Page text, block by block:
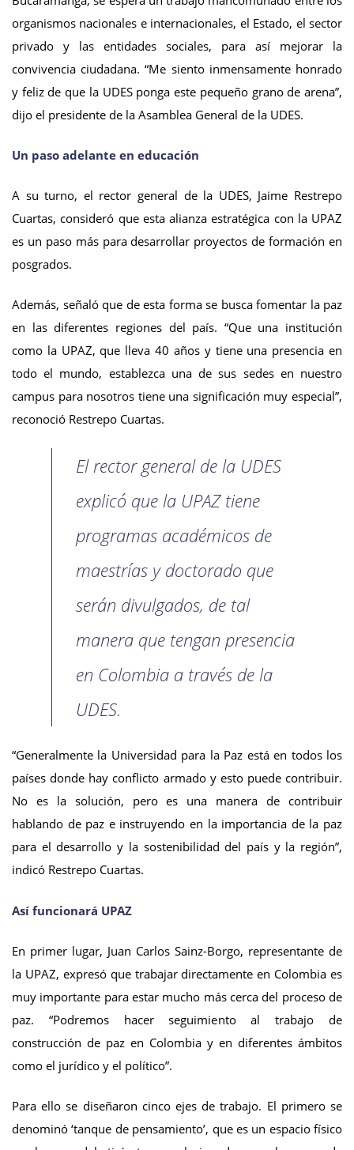
organismos nacionales e internacionales, el Estado, el sector
privado y las entidades sociales, para así mejorar la
convivencia ciudadana. “Me siento inmensamente honrado
y feliz de que la UDES ponga este pequeño grano de arena”,
dijo el presidente de la Asamblea General de la UDES.
Un paso adelante en educación
A su turno, el rector general de la UDES, Jaime Restrepo
Cuartas, consideró que esta alianza estratégica con la UPAZ
es un paso más para desarrollar proyectos de formación en
posgrados.
Además, señaló que de esta forma se busca fomentar la paz
en las diferentes regiones del país. “Que una institución
como la UPAZ, que lleva 40 años y tiene una presencia en
todo el mundo, establezca una de sus sedes en nuestro
campus para nosotros tiene una significación muy especial”,
reconoció Restrepo Cuartas.
El rector general de la UDES
explicó que la UPAZ tiene
programas académicos de
maestrías y doctorado que
serán divulgados, de tal
manera que tengan presencia
en Colombia a través de la
UDES.
“Generalmente la Universidad para la Paz está en todos los
países donde hay conflicto armado y esto puede contribuir.
No es la solución, pero es una manera de contribuir
hablando de paz e instruyendo en la importancia de la paz
para el desarrollo y la sostenibilidad del país y la región”,
indicó Restrepo Cuartas.
Así funcionará UPAZ
En primer lugar, Juan Carlos Sainz-Borgo, representante de
la UPAZ, expresó que trabajar directamente en Colombia es
muy importante para estar mucho más cerca del proceso de
paz. “Podremos hacer seguimiento al trabajo de
construcción de paz en Colombia y en diferentes ámbitos
como el jurídico y el político”.
Para ello se diseñaron cinco ejes de trabajo. El primero se
denominó ‘tanque de pensamiento’, que es un espacio físico